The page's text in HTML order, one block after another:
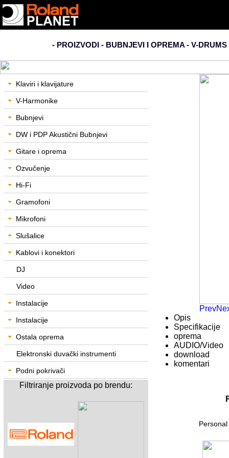
- PROIZVODI - BUBNJEVI I OPREMA - V-DRUMS
Klaviri i klavijature
V-Harmonike
Bubnjevi
DW i PDP Akustični Bubnjevi
Gitare i oprema
Ozvučenje
Hi-Fi
Gramofoni
Mikrofoni
Slušalice
Kablovi i konektori
DJ
Video
Instalacije
Instalacije
Ostala oprema
Elektronski duvački instrumenti
Podni pokrivači
Filtriranje proizvoda po brendu:
Prev
Opis
Specifikacije
oprema
AUDIO/Video
download
komentari